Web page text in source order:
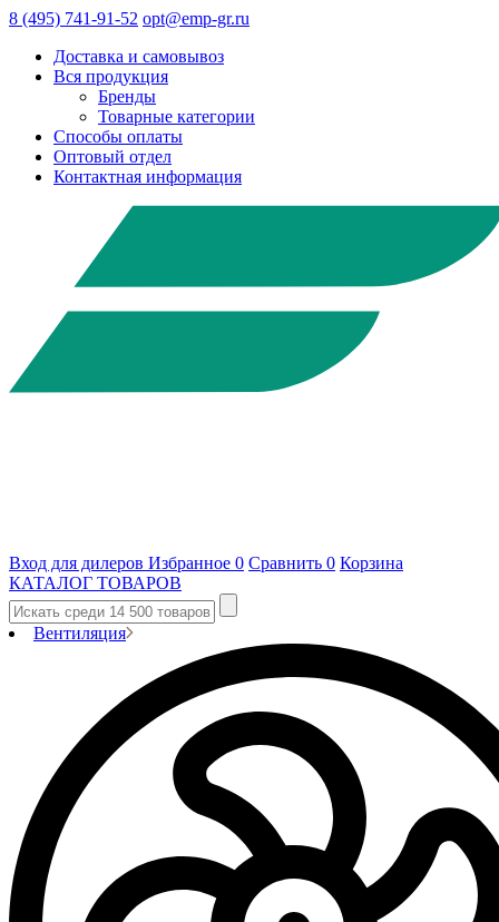
8 (495) 741-91-52 opt@emp-gr.ru
Доставка и самовывоз
Вся продукция
Бренды
Товарные категории
Способы оплаты
Оптовый отдел
Контактная информация
Вход для дилеров Избранное 0 Сравнить 0 Корзина
КАТАЛОГ ТОВАРОВ
Вентиляция